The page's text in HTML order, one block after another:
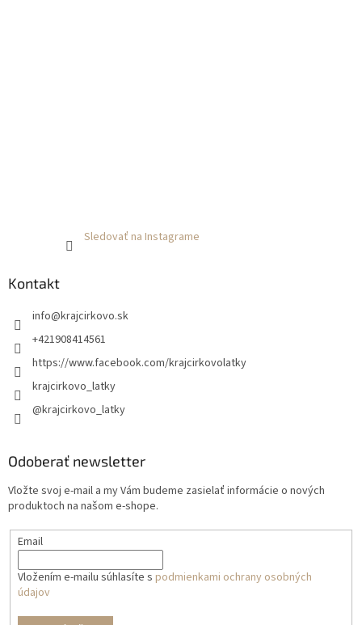
Sledovať na Instagrame
Kontakt
info@krajcirkovo.sk
+421908414561
https://www.facebook.com/krajcirkovolatky
krajcirkovo_latky
@krajcirkovo_latky
Odoberať newsletter
Vložte svoj e-mail a my Vám budeme zasielať informácie o nových
produktoch na našom e-shope.
Email
Vložením e-mailu súhlasíte s podmienkami ochrany osobných
údajov